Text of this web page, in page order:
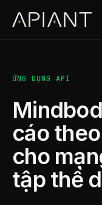
ỨNG DỤNG API
cáo
cho
tập thể